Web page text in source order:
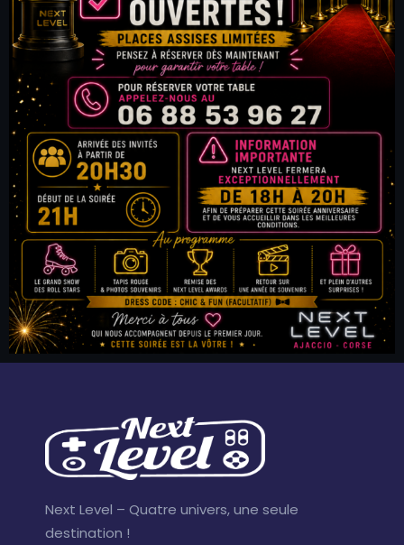
Next Level – Quatre univers, une seule
destination !